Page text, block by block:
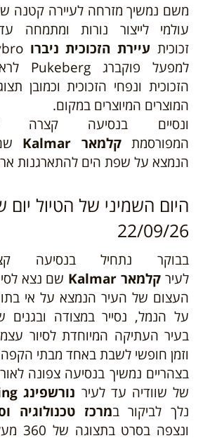
משם נמשיך מזרחה לעיירה קטנה
עולמי לייצור נורות ומתמחה
זכוכית עיירת הזכוכית ניברו
למפעל פוקברג Pukeberg
הזכוכית ונפחי הזכוכית וכמובן
המוצרים המיוצרים במקום.
ונסיים בנסיעה
המפורסמתקלמאר Kalmar
הנמצא על שפת הים להתארגנות
היום השמיני של הטיול יום
22/09/26
בבוקר נתחיל בנסיעה
לעיר קלמאר Kalmar שם נצא
העצום של העיר הנמצא על אי
על הנמל, נסייר במצודה ובגנים
בעיר העתיקה המיוחדת לסיור
וזמן חופשי לשבת באחד מבתי
בצהריים נמשיך בנסיעה צפונה
של שוודיה עד לעיר נורשפינג Norrköping
נלך לביקור במרכז טכנולוגיה
ונצפה